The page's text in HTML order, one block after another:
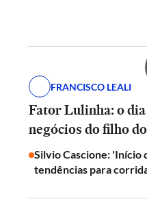
FRANCISCO LEALI
Fator Lulinha: o
negócios do filho
Silvio Cascione: 'Início
tendências para